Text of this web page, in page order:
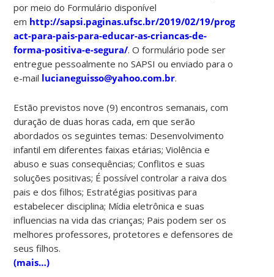
por meio do Formulário disponível
em http://sapsi.paginas.ufsc.br/2019/02/19/programa-
act-para-pais-para-educar-as-criancas-de-
forma-positiva-e-segura/. O formulário pode ser
entregue pessoalmente no SAPSI ou enviado para o
e-mail lucianeguisso@yahoo.com.br.
Estão previstos nove (9) encontros semanais, com
duração de duas horas cada, em que serão
abordados os seguintes temas: Desenvolvimento
infantil em diferentes faixas etárias; Violência e
abuso e suas consequências; Conflitos e suas
soluções positivas; É possível controlar a raiva dos
pais e dos filhos; Estratégias positivas para
estabelecer disciplina; Mídia eletrônica e suas
influencias na vida das crianças; Pais podem ser os
melhores professores, protetores e defensores de
seus filhos.
(mais…)